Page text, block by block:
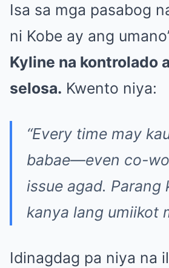
Isa sa mga pasabog
ni Kobe ay ang
Kyline na kontrolado
selosa. Kwento niya:
“Every time may
babae—even co-
issue agad. Parang
kanya lang umiikot
Idinagdag pa niya na